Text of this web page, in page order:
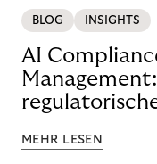
BLOG INSIGHTS
AI
MEHR LESEN